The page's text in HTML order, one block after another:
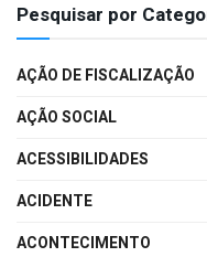
Pesquisar por
AÇÃO DE FISCALIZAÇÃO
AÇÃO SOCIAL
ACESSIBILIDADES
ACIDENTE
ACONTECIMENTO